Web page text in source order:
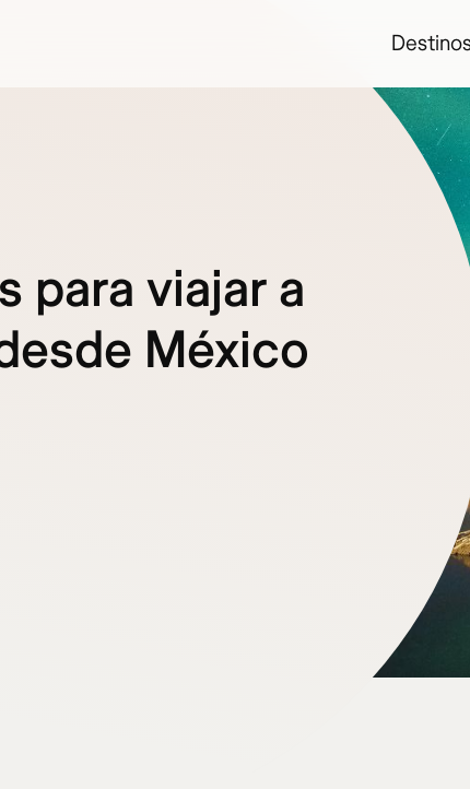
para viajar a
México